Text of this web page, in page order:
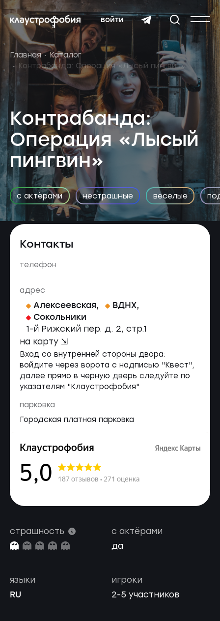
войти
Главная
Каталог
Контрабанда: Операция «Лысый пингвин»
Контрабанда:
Операция «Лысый
пингвин»
с актёрами нестрашные веселые
Контакты
телефон
адрес
Алексеевская, ВДНХ,
Сокольники
1-й Рижский пер. д. 2, стр.1
на карту ⇲
Вход со внутренней стороны двора:
войдите через ворота с надписью "Квест",
далее прямо в черную дверь следуйте по
указателям "Клаустрофобия"
парковка
Городская платная парковка
страшность
с актёрами
да
игроки
2-5 участников
языки
RU